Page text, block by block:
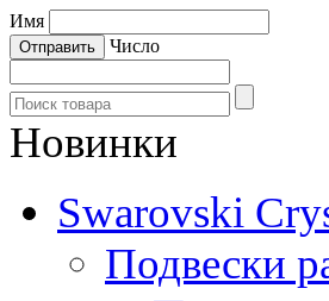
Имя
Число
Новинки
Swarovski
Подвески